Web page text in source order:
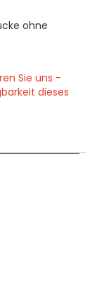
ohne
Sie uns -
dieses